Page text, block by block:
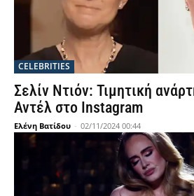
CELEBRITIES
Σελίν Ντιόν: Τιμητική
Αντέλ στο Instagram
Ελένη Βατίδου - 02/11/2024 00:44